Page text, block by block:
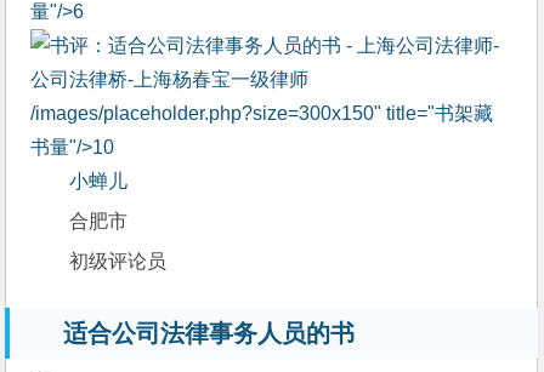
量"/>6
/images/placeholder.php?size=300x150" title="书架藏
书量"/>10
小蝉儿
合肥市
初级评论员
适合公司法律事务人员的书